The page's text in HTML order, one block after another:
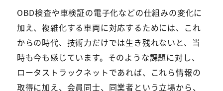
OBD検査や車検証の電子化などの仕組みの変化に
加え、複雑化する車両に対応するためには、これ
からの時代、技術力だけでは生き残れないと、当
時も今も感じています。そのような課題に対し、
ロータストラックネットであれば、これら情報の
取得に加え、会員同士、同業者という立場から、